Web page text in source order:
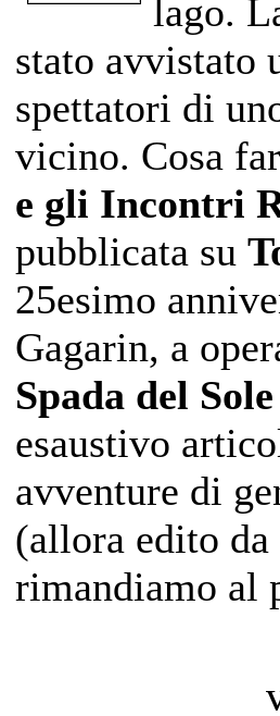
lago.
stato avvistato
spettatori di
vicino. Cosa
e gli Incontri
pubblicata su
25esimo
Gagarin, a
Spada del Sole
esaustivo
avventure di
(allora edito
rimandiamo al